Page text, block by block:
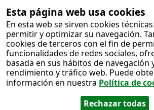
Esta página web usa cookies
En esta web se sirven cookies
permitir y optimizar su navegación.
cookies de terceros con el fin de
funcionalidades de redes sociales,
basada en sus hábitos de navegación
rendimiento y tráfico web. Puede
información en nuestra Política de